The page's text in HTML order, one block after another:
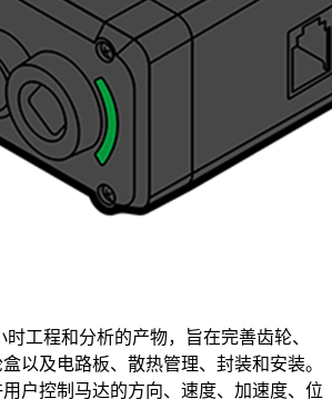
工程和分析的产物，旨在完善齿轮、
以及电路板、散热管理、封装和安装。
户控制马达的方向、速度、加速度、位